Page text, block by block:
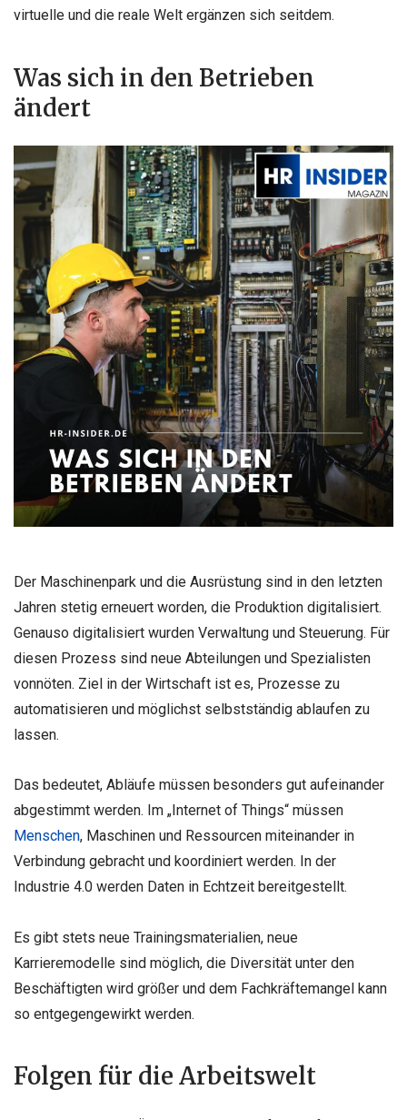
virtuelle und die reale Welt ergänzen sich seitdem.
Was sich in den Betrieben
ändert
Der Maschinenpark und die Ausrüstung sind in den letzten
Jahren stetig erneuert worden, die Produktion digitalisiert.
Genauso digitalisiert wurden Verwaltung und Steuerung. Für
diesen Prozess sind neue Abteilungen und Spezialisten
vonnöten. Ziel in der Wirtschaft ist es, Prozesse zu
automatisieren und möglichst selbstständig ablaufen zu
lassen.
Das bedeutet, Abläufe müssen besonders gut aufeinander
abgestimmt werden. Im „Internet of Things“ müssen
Menschen, Maschinen und Ressourcen miteinander in
Verbindung gebracht und koordiniert werden. In der
Industrie 4.0 werden Daten in Echtzeit bereitgestellt.
Es gibt stets neue Trainingsmaterialien, neue
Karrieremodelle sind möglich, die Diversität unter den
Beschäftigten wird größer und dem Fachkräftemangel kann
so entgegengewirkt werden.
Folgen für die Arbeitswelt